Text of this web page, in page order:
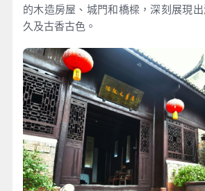
的木造房屋、城門和橋樑，深刻展現
久及古香古色。